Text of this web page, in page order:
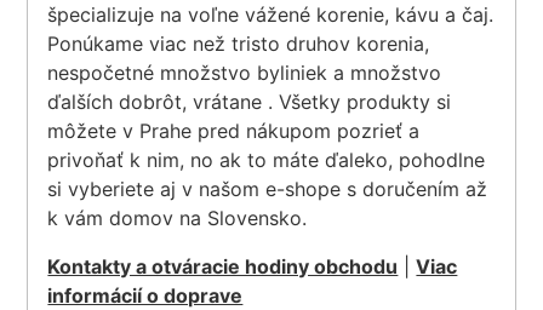
špecializuje na voľne vážené korenie, kávu a čaj.
Ponúkame viac než tristo druhov korenia,
nespočetné množstvo byliniek a množstvo
ďalších dobrôt, vrátane . Všetky produkty si
môžete v Prahe pred nákupom pozrieť a
privoňať k nim, no ak to máte ďaleko, pohodlne
si vyberiete aj v našom e-shope s doručením až
k vám domov na Slovensko.
Kontakty a otváracie hodiny obchodu |Viac
informácií o doprave